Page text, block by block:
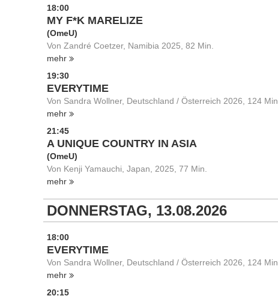
18:00
MY F*K MARELIZE
(OmeU)
Von Zandré Coetzer, Namibia 2025, 82 Min.
mehr
19:30
EVERYTIME
Von Sandra Wollner, Deutschland / Österreich 2026, 124 Min.
mehr
21:45
A UNIQUE COUNTRY IN ASIA
(OmeU)
Von Kenji Yamauchi, Japan, 2025, 77 Min.
mehr
DONNERSTAG, 13.08.2026
18:00
EVERYTIME
Von Sandra Wollner, Deutschland / Österreich 2026, 124 Min.
mehr
20:15